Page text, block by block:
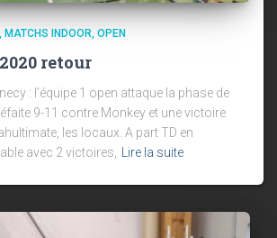
MATCHS INDOOR OPEN
retour
: l’équipe 1 open attaque la phase de
9-11 contre Monkey et une victoire
les locaux. A part TD en
avec 2 victoires, Lire la suite